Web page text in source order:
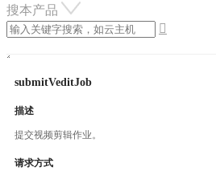
搜本产品

submitVeditJob
描述
提交视频剪辑作业。
请求方式